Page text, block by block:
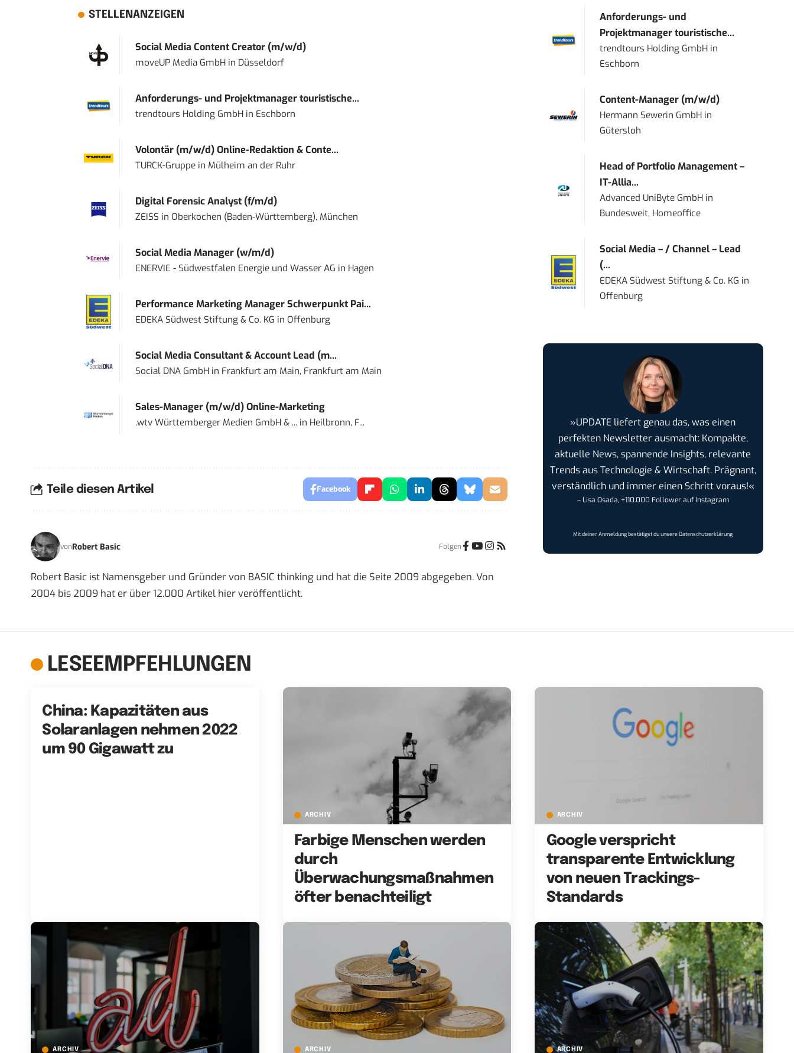
STELLENANZEIGEN
Social Media Content Creator (m/w/d)
moveUP Media GmbHin Düsseldorf
Anforderungs- und Projektmanager touristische...
trendtours Holding GmbHin Eschborn
Volontär (m/w/d) Online-Redaktion & Conte...
TURCK-Gruppein Mülheim an der Ruhr
Digital Forensic Analyst (f/m/d)
ZEISS in Oberkochen (Baden-Württemberg), München
Social Media Manager (w/m/d)
ENERVIE - Südwestfalen Energie und Wasser AG in Hagen
Performance Marketing Manager Schwerpunkt Pai...
EDEKA Südwest Stiftung & Co. KG in Offenburg
Social Media Consultant & Account Lead (m...
Social DNA GmbHin Frankfurt am Main, Frankfurt am Main
Sales-Manager (m/w/d) Online-Marketing
.wtv Württemberger Medien GmbH & ...in Heilbronn, F...
Teile diesen Artikel Facebook
vonRobert Basic Folgen
Robert Basic ist Namensgeber und Gründer von BASIC thinking und hat die Seite 2009 abgegeben. Von
2004 bis 2009 hat er über 12.000 Artikel hier veröffentlicht.
Anforderungs- und
Projektmanager touristische...
trendtours Holding GmbH in
Eschborn
Content-Manager (m/w/d)
Hermann Sewerin GmbH in
Gütersloh
Head of Portfolio Management –
IT-Allia...
Advanced UniByte GmbH in
Bundesweit, Homeoffice
Social Media – / Channel – Lead
(...
EDEKA Südwest Stiftung & Co. KG in
Offenburg
»UPDATE liefert genau das, was einen
perfekten Newsletter ausmacht: Kompakte,
aktuelle News, spannende Insights, relevante
Trends aus Technologie & Wirtschaft. Prägnant,
verständlich und immer einen Schritt voraus!«
– Lisa Osada, +110.000 Follower auf Instagram
Mit deiner Anmeldung bestätigst du unsereDatenschutzerklärung
LESEEMPFEHLUNGEN
China: Kapazitäten aus
Solaranlagen nehmen 2022
um 90 Gigawatt zu
ARCHIV
Farbige Menschen werden
durch
Überwachungsmaßnahmen
öfter benachteiligt
ARCHIV
Google verspricht
transparente Entwicklung
von neuen Trackings-
Standards
ARCHIV ARCHIV ARCHIV